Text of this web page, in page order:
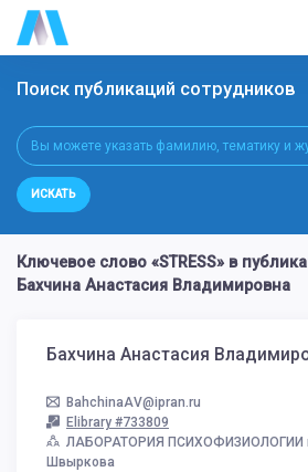
Поиск публикаций сотрудников
ИСКАТЬ
Ключевое слово «STRESS» в
Бахчина Анастасия Владимировна
Бахчина Анастасия
BahchinaAV@ipran.ru
Elibrary #733809
ЛАБОРАТОРИЯ ПСИХОФИЗИОЛОГИИ
Швыркова